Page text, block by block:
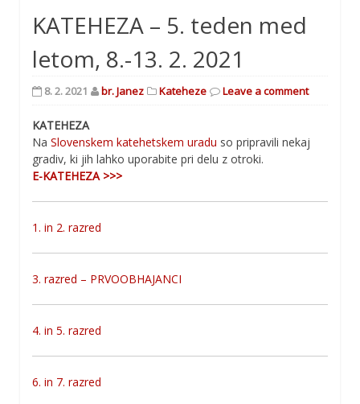
KATEHEZA – 5. teden med
letom, 8.-13. 2. 2021
8. 2. 2021 br. Janez Kateheze Leave a comment
KATEHEZA
Na Slovenskem katehetskem uradu so pripravili nekaj
gradiv, ki jih lahko uporabite pri delu z otroki.
E-KATEHEZA >>>
1. in 2. razred
3. razred – PRVOOBHAJANCI
4. in 5. razred
6. in 7. razred